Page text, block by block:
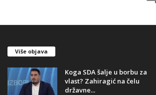
Više objava
​Koga SDA šalje u borbu za
vlast? Zahiragić na čelu
državne...